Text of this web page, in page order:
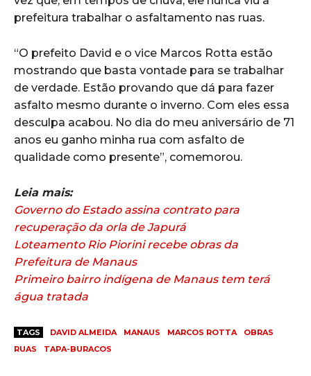
prefeitura trabalhar o asfaltamento nas ruas.
“O prefeito David e o vice Marcos Rotta estão
mostrando que basta vontade para se trabalhar
de verdade. Estão provando que dá para fazer
asfalto mesmo durante o inverno. Com eles essa
desculpa acabou. No dia do meu aniversário de 71
anos eu ganho minha rua com asfalto de
qualidade como presente”, comemorou.
Leia mais:
Governo do Estado assina contrato para
recuperação da orla de Japurá
Loteamento Rio Piorini recebe obras da
Prefeitura de Manaus
Primeiro bairro indígena de Manaus tem terá
água tratada
TAGS DAVID ALMEIDA MANAUS MARCOS ROTTA
OBRAS
RUAS
TAPA-BURACOS